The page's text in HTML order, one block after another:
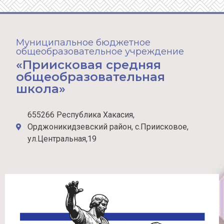
Муниципальное бюджетное
общеобразовательное учреждение
«Приисковая средняя
общеобразовательная
школа»
655266 Республика Хакасия,
Орджоникидзевский район, с.Приисковое,
ул.Центральная,19